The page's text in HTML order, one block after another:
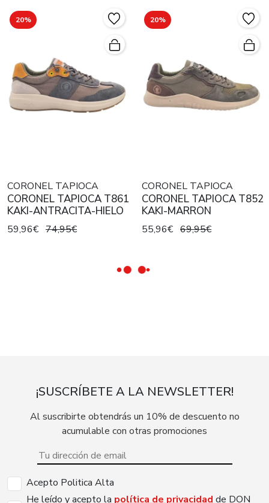
20%
CORONEL TAPIOCA
CORONEL TAPIOCA T861
KAKI-ANTRACITA-HIELO
59,96€ 74,95€
20%
CORONEL TAPIOCA
CORONEL TAPIOCA T852
KAKI-MARRON
55,96€ 69,95€
¡SUSCRÍBETE A LA NEWSLETTER!
Al suscribirte obtendrás un 10% de descuento no
acumulable con otras promociones
Acepto Politica Alta
He leído y acepto la política de privacidad de DON